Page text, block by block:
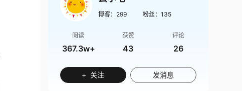
博客： 299 粉丝： 135
阅读
367.3w+
获赞
43
评论
26
+ 关注 发消息